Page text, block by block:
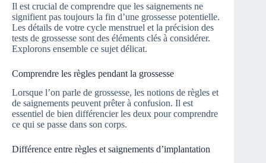
Il est crucial de comprendre que les saignements ne
signifient pas toujours la fin d’une grossesse potentielle.
Les détails de votre cycle menstruel et la précision des
tests de grossesse sont des éléments clés à considérer.
Explorons ensemble ce sujet délicat.
Comprendre les règles pendant la grossesse
Lorsque l’on parle de grossesse, les notions de règles et
de saignements peuvent prêter à confusion. Il est
essentiel de bien différencier les deux pour comprendre
ce qui se passe dans son corps.
Différence entre règles et saignements d’implantation